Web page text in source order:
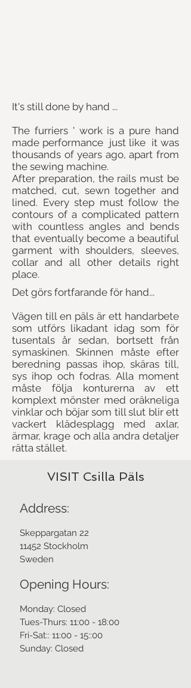
VISIT Csilla Päls
Address:
Skeppargatan 22
11452 Stockholm
Sweden
Opening Hours:
Monday: Closed
Tues-Thurs: 11:00 - 18:00
Fri-Sat:: 11:00 - 15::00
Sunday: Closed
It's still done by hand ...
The furriers ' work is a pure hand
made performance just like it was
thousands of years ago, apart from
the sewing machine.
After preparation, the rails must be
matched, cut, sewn together and
lined. Every step must follow the
contours of a complicated pattern
with countless angles and bends
that eventually become a beautiful
garment with shoulders, sleeves,
collar and all other details right
place.
Det görs fortfarande för hand...
Vägen till en päls är ett handarbete
som utförs likadant idag som för
tusentals år sedan, bortsett från
symaskinen. Skinnen måste efter
beredning passas ihop, skäras till,
sys ihop och fodras. Alla moment
måste följa konturerna av ett
komplext mönster med oräkneliga
vinklar och böjar som till slut blir ett
vackert klädesplagg med axlar,
ärmar, krage och alla andra detaljer
rätta stället.